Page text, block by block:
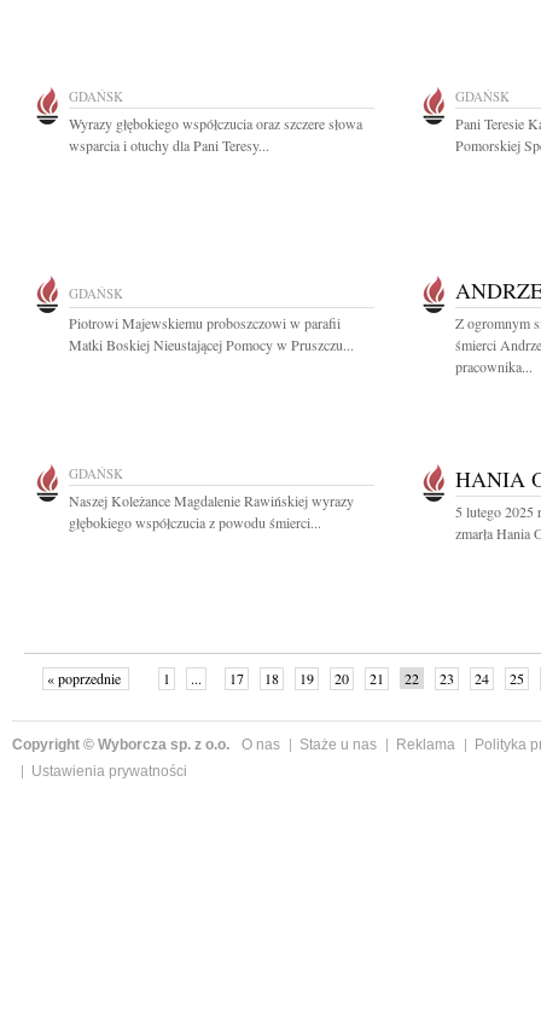
GDAŃSK
Wyrazy głębokiego współczucia oraz szczere słowa
wsparcia i otuchy dla Pani Teresy...
GDAŃSK
Pani Teresie
Pomorskiej
GDAŃSK
Piotrowi Majewskiemu proboszczowi w parafii
Matki Boskiej Nieustającej Pomocy w Pruszczu...
Z ogromnym
śmierci
pracownika...
GDAŃSK
Naszej Koleżance Magdalenie Rawińskiej wyrazy
głębokiego współczucia z powodu śmierci...
HANIA
5 lutego 2025
zmarła Hania
« poprzednie 1 ... 17 18 19 20 21 22 23 24
25
Copyright © Wyborcza sp. z o.o. O nas Staże u nas Reklama
Polityka
Ustawienia prywatności